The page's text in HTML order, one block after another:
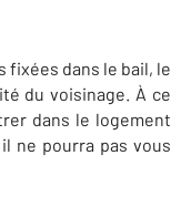
fixées dans le bail, le
du voisinage. À ce
dans le logement
ne pourra pas vous